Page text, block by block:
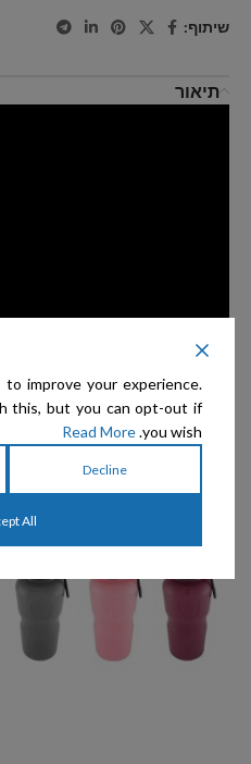
שיתוף:
תיאור
improve your experience.
this, but you can opt-out if
you wish.
Read More
Decline
All